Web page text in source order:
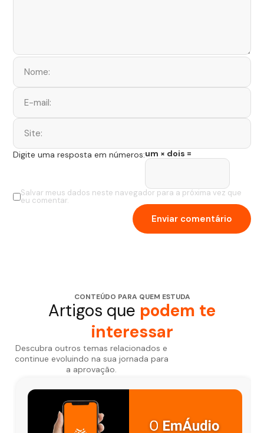
Salvar meus dados neste navegador para a próxima vez que
eu comentar.
Digite uma resposta em números:um × dois =
CONTEÚDO PARA QUEM ESTUDA
Artigos que podem te
interessar
Descubra outros temas relacionados e
continue evoluindo na sua jornada para
a aprovação.